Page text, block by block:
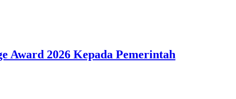
Award 2026 Kepada Pemerintah